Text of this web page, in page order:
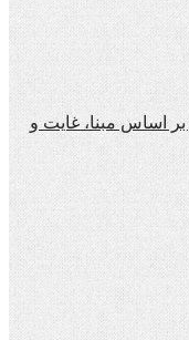
اساس مبنا، غایت و